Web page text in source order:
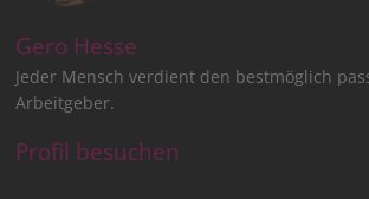
Gero Hesse
Jeder Mensch verdient den bestmöglich
Arbeitgeber.
Profil besuchen